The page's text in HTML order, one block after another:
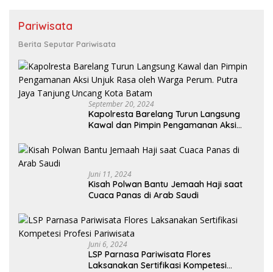
Pariwisata
Berita Seputar Pariwisata
September 20, 2024
Kapolresta Barelang Turun Langsung
Kawal dan Pimpin Pengamanan Aksi
Jaya Tanjung Uncang Kota Batam
Juni 11, 2024
Kisah Polwan Bantu Jemaah Haji saat
Cuaca Panas di Arab Saudi
Juni 6, 2024
LSP Parnasa Pariwisata Flores
Laksanakan Sertifikasi Kompetesi